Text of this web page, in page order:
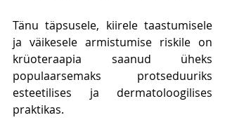
Tänu täpsusele, kiirele taastumisele
ja väikesele armistumise riskile on
krüoteraapia saanud üheks
populaarsemaks protseduuriks
esteetilises ja dermatoloogilises
praktikas.